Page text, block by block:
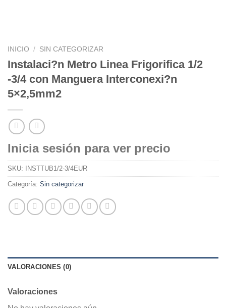
INICIO / SIN CATEGORIZAR
Instalaci?n Metro Linea Frigorifica 1/2
-3/4 con Manguera Interconexi?n
5×2,5mm2
Inicia sesión para ver precio
SKU: INSTTUB1/2-3/4EUR
Categoría: Sin categorizar
VALORACIONES (0)
Valoraciones